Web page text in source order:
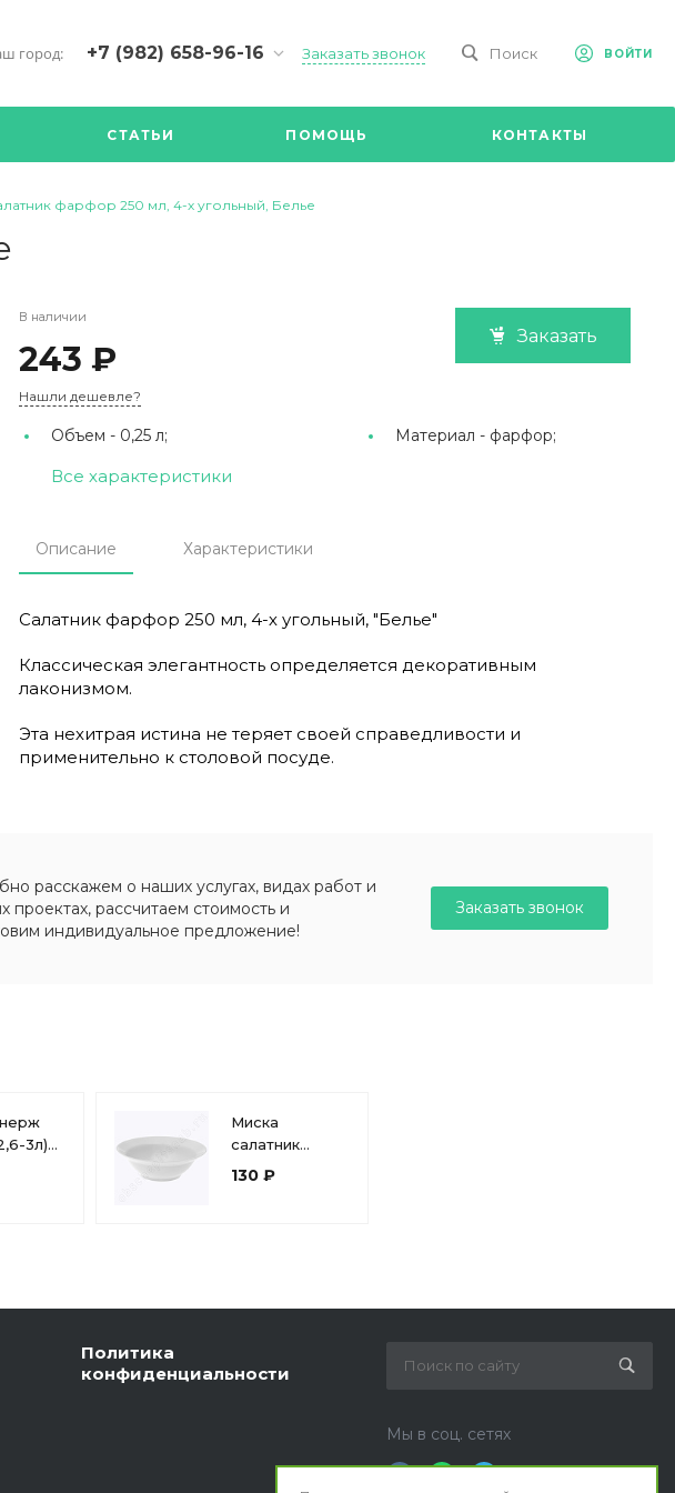
город: +7 (982) 658-96-16
+7 (34376) 5-09-98
г. Богданович,
Кооперативная, д 2/Д.
17.00
Заказать звонок Поиск ВОЙТИ
СТАТЬИ ПОМОЩЬ КОНТАКТЫ
фарфор 250 мл, 4-х угольный, Белье
В наличии
243 ₽
Заказать
Нашли дешевле?
Объем - 0,25 л; Материал - фарфор;
Все характеристики
Описание Характеристики
Салатник фарфор 250 мл, 4-х угольный, "Белье"
Классическая элегантность определяется декоративным
лаконизмом.
Эта нехитрая истина не теряет своей справедливости и
применительно к столовой посуде.
расскажем о наших услугах, видах работ и
проектах, рассчитаем стоимость и
индивидуальное предложение!
Заказать звонок
3л)
WLT-
Миска
салатник
фарфор белый
130 ₽
Политика
конфиденциальности
Мы в соц. сетях